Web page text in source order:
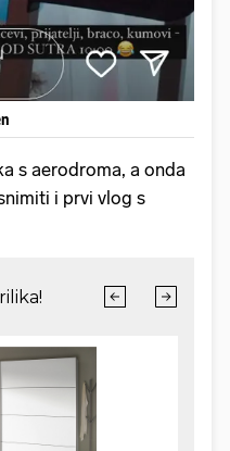
s aerodroma, a onda
i prvi vlog s